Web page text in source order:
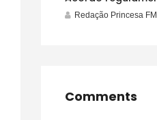
Redação Princesa FM
Comments